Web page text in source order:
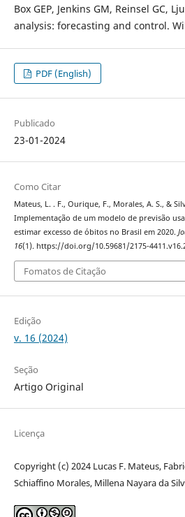
Box GEP, Jenkins GM, Reinsel GC,
analysis: forecasting and control.
PDF (English)
Publicado
23-01-2024
Como Citar
Mateus, L. . F., Ourique, F., Morales, A. S., &
Implementação de um modelo de previsão
estimar excesso de óbitos no Brasil em 2020.
16(1). https://doi.org/10.59681/2175-
Fomatos de Citação
Edição
v. 16 (2024)
Seção
Artigo Original
Licença
Copyright (c) 2024 Lucas F. Mateus,
Schiaffino Morales, Millena Nayara da